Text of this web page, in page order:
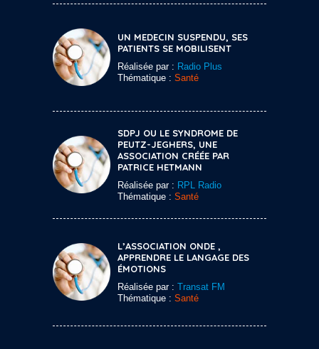
UN MEDECIN SUSPENDU, SES
PATIENTS SE MOBILISENT
Réalisée par : Radio Plus
Thématique : Santé
SDPJ OU LE SYNDROME DE
PEUTZ-JEGHERS, UNE
ASSOCIATION CRÉÉE PAR
PATRICE HETMANN
Réalisée par : RPL Radio
Thématique : Santé
L’ASSOCIATION ONDE ,
APPRENDRE LE LANGAGE DES
ÉMOTIONS
Réalisée par : Transat FM
Thématique : Santé